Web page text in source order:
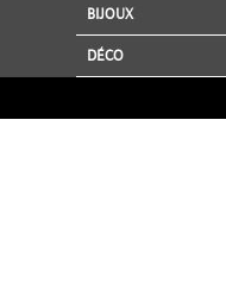
BIJOUX
DÉCO